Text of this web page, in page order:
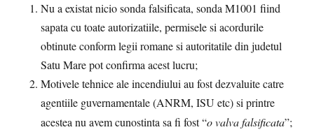
Nu a existat nicio sonda falsificata, sonda M1001 fiind
sapata cu toate autorizatiile, permisele si acordurile
obtinute conform legii romane si autoritatile din judetul
Satu Mare pot confirma acest lucru;
Motivele tehnice ale incendiului au fost dezvaluite catre
agentiile guvernamentale (ANRM, ISU etc) si printre
acestea nu avem cunostinta sa fi fost “o valva falsificata”;